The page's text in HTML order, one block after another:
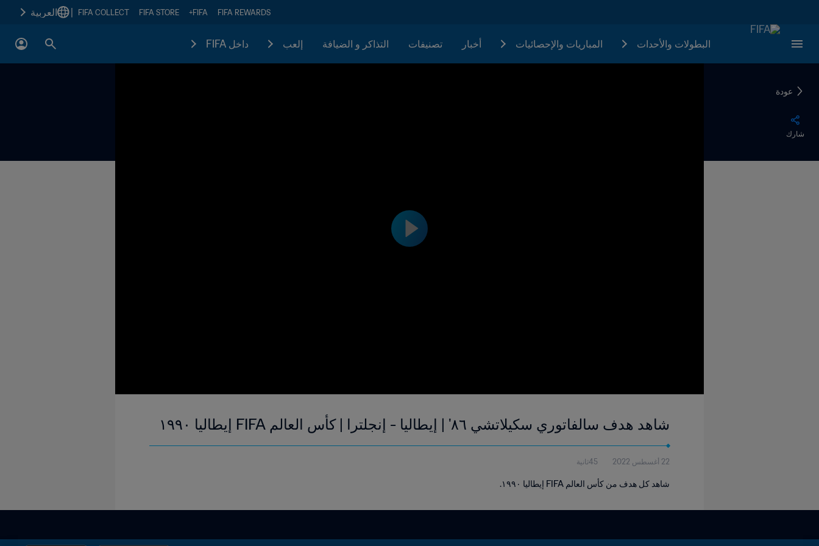
FIFA REWARDS
FIFA+
FIFA STORE
FIFA COLLECT العربية
البطولات والأحدات المباريات والإحصائيات أخبار تصنيفات التذاكر و الضيافة إلعب داخل FIFA
عودة
شارك
شاهد هدف سالفاتوري سكيلاتشي ٨٦' | إيطاليا - إنجلترا | كأس العالم FIFA إيطاليا ١٩٩٠
22 أغسطس 2022 45ثانية
شاهد كل هدف من كأس العالم FIFA إيطاليا ١٩٩٠.